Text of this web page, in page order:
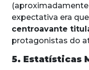
(aproximadamente
expectativa era
centroavante
protagonistas do
5. Estatísticas